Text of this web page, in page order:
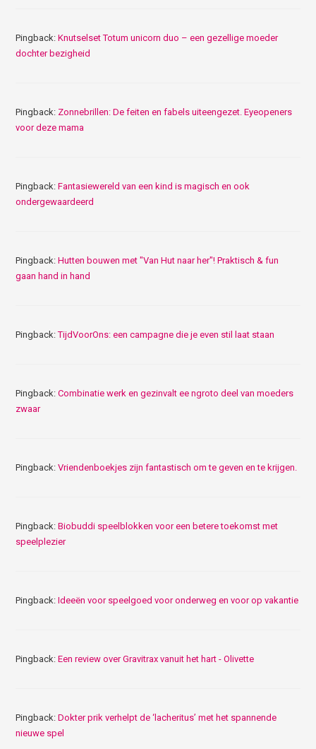
Pingback:Knutselset Totum unicorn duo – een gezellige moeder
dochter bezigheid
Pingback: Zonnebrillen: De feiten en fabels uiteengezet. Eyeopeners
voor deze mama
Pingback:Fantasiewereld van een kind is magisch en ook
ondergewaardeerd
Pingback:Hutten bouwen met "Van Hut naar her"! Praktisch & fun
gaan hand in hand
Pingback:TijdVoorOns: een campagne die je even stil laat staan
Pingback:Combinatie werk en gezinvalt ee ngroto deel van moeders
zwaar
Pingback:Vriendenboekjes zijn fantastisch om te geven en te krijgen.
Pingback:Biobuddi speelblokken voor een betere toekomst met
speelplezier
Pingback:Ideeën voor speelgoed voor onderweg en voor op vakantie
Pingback:Een review over Gravitrax vanuit het hart - Olivette
Pingback:Dokter prik verhelpt de ‘lacheritus’ met het spannende
nieuwe spel